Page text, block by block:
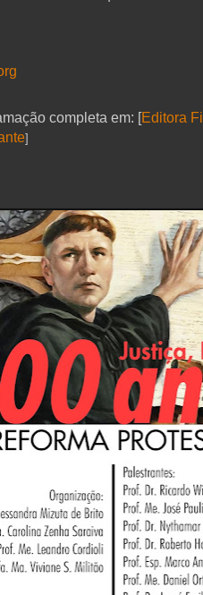
completa em: [Editora Fi
]